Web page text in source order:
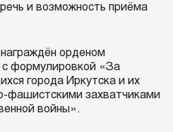
и возможность приёма
орденом
формулировкой «За
города Иркутска и их
фашистскими захватчиками
войны».